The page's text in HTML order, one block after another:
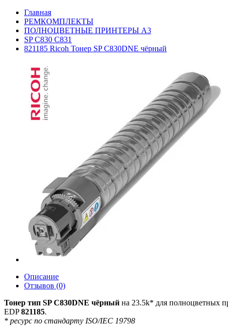
Главная
РЕМКОМПЛЕКТЫ
ПОЛНОЦВЕТНЫЕ ПРИНТЕРЫ А3
SP C830 C831
821185 Ricoh Тонер SP C830DNE чёрный
Описание
Отзывов (0)
Тонер тип SP C830DNE чёрный на 23.5k* для полноцветных
EDP821185.
* ресурс по стандарту ISO/IEC 19798